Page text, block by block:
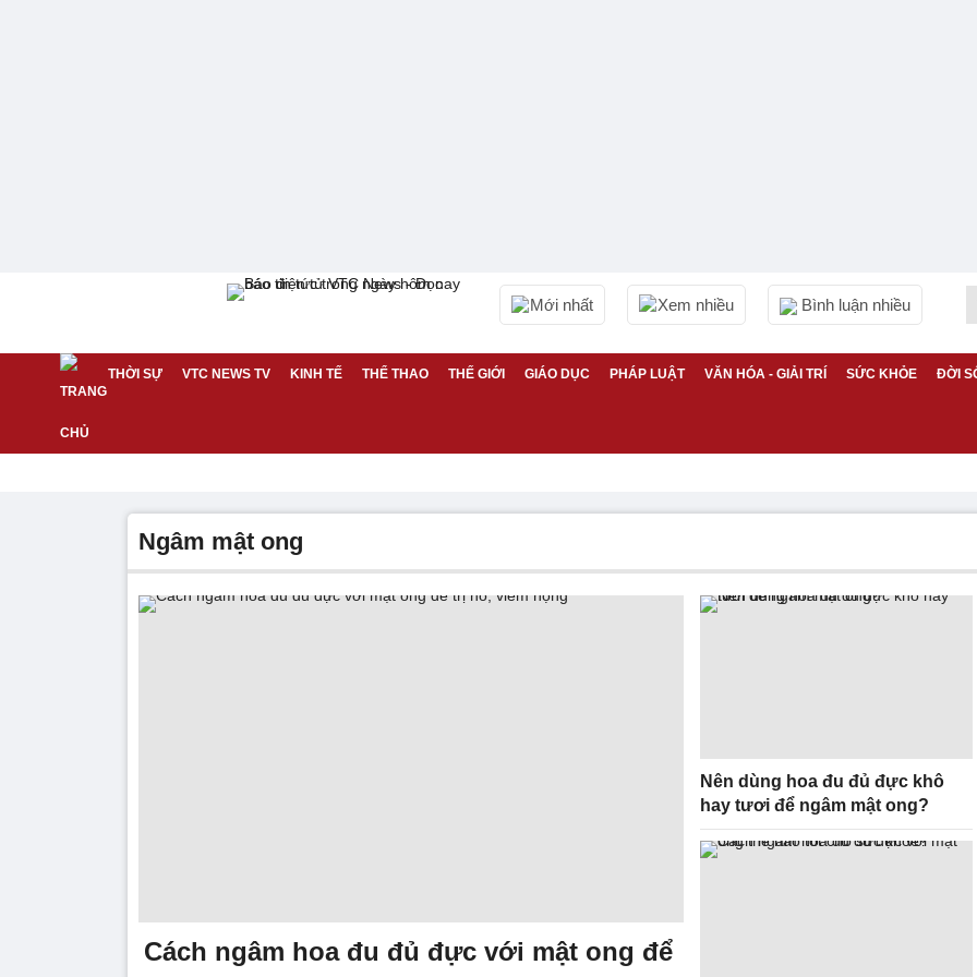
Mới nhất Xem nhiều Bình luận nhiều
THỜI SỰ VTC NEWS TV KINH TẾ THỂ THAO THẾ GIỚI GIÁO DỤC PHÁP LUẬT VĂN HÓA - GIẢI TRÍ SỨC KHỎE ĐỜI
ngâm mật ong
Cách ngâm hoa đu đủ đực với mật ong để
Nên dùng hoa đu đủ đực khô
hay tươi để ngâm mật ong?